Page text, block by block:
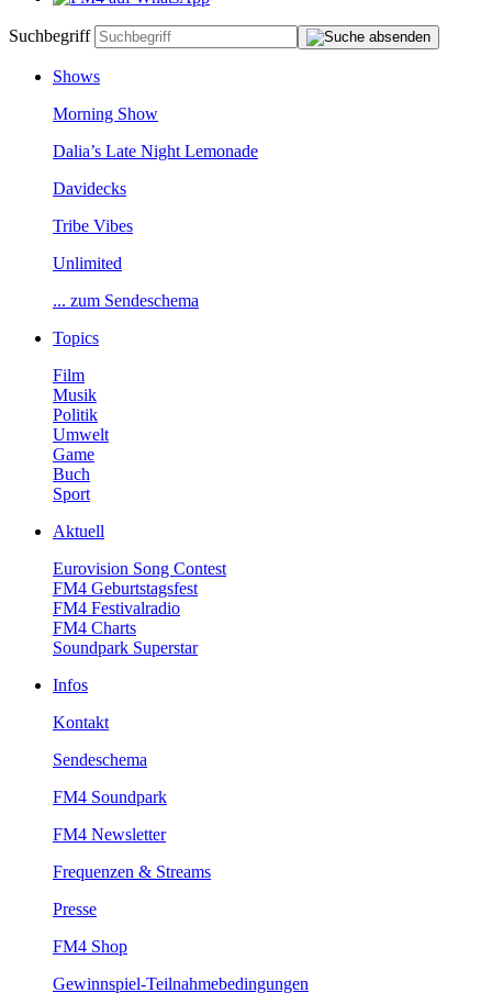
Suchbegriff
Shows
MorningShow
Dalia’sLateNightLemonade
Davidecks
TribeVibes
Unlimited
...zumSendeschema
Topics
Film
Musik
Politik
Umwelt
Game
Buch
Sport
Aktuell
EurovisionSongContest
FM4Geburtstagsfest
FM4Festivalradio
FM4Charts
SoundparkSuperstar
Infos
Kontakt
Sendeschema
FM4Soundpark
FM4Newsletter
Frequenzen&Streams
Presse
FM4Shop
Gewinnspiel-Teilnahmebedingungen